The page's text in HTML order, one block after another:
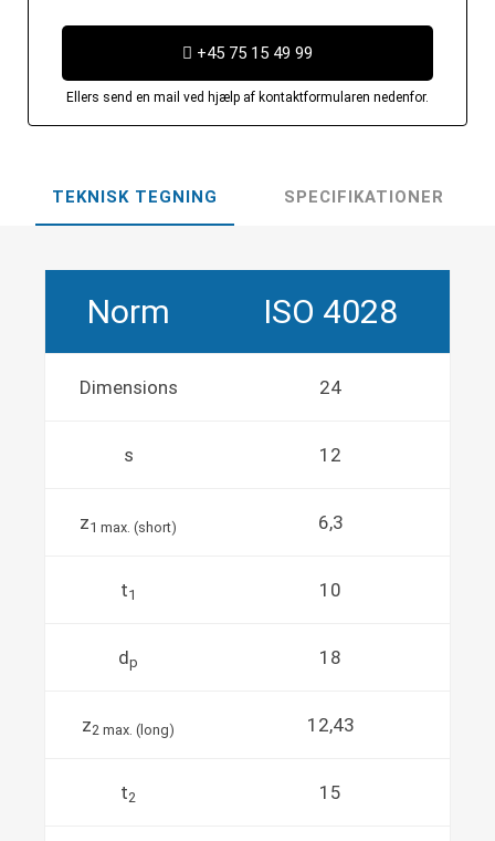
+45 75 15 49 99
Ellers send en mail ved hjælp af kontaktformularen nedenfor.
TEKNISK TEGNING SPECIFIKATIONER
Norm ISO 4028
Dimensions 24
s 12
z1 max. (short) 6,3
t1 10
dp 18
z2 max. (long) 12,43
t2 15